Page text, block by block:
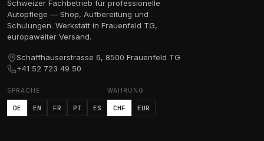
Schweizer Fachbetrieb für professionelle
Autopflege — Shop, Aufbereitung und
Schulungen. Werkstatt in Frauenfeld TG,
europaweiter Versand.
Schaffhauserstrasse 6, 8500 Frauenfeld TG
+41 52 723 49 50
SPRACHE
DE EN FR PT ES
WÄHRUNG
CHF EUR